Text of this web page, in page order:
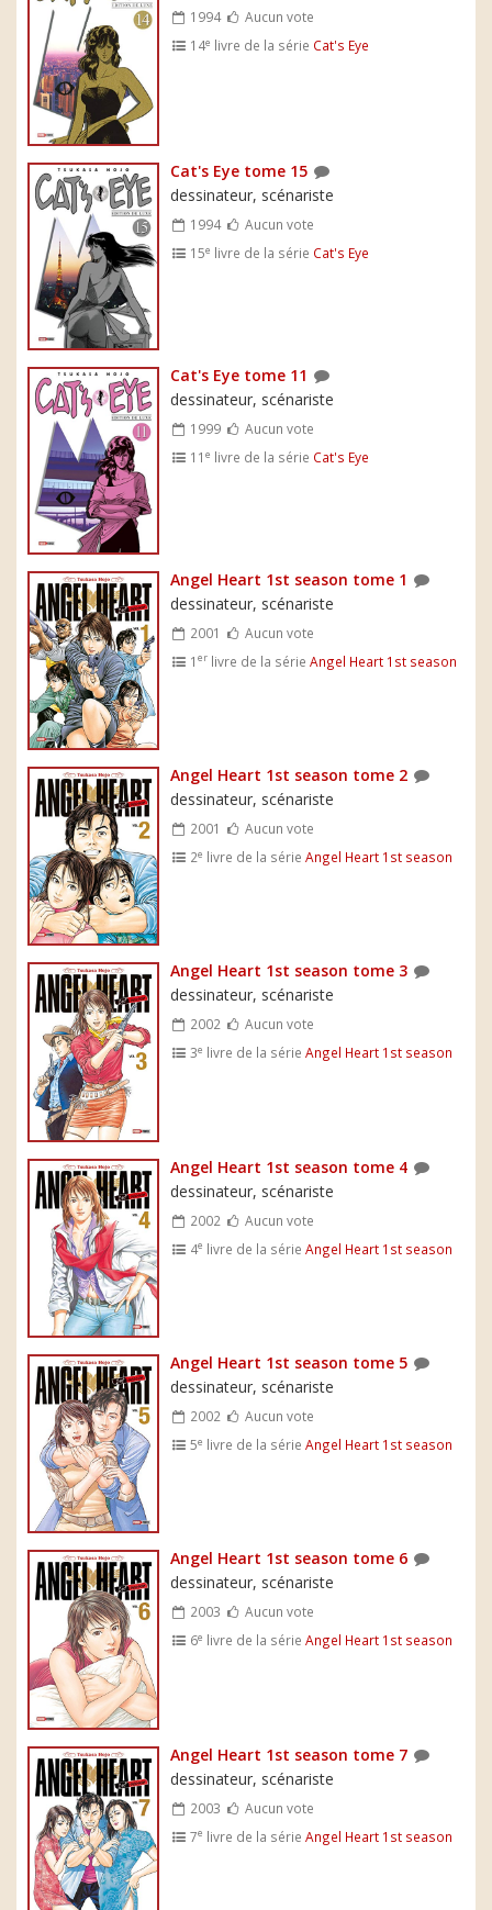
1994
Aucun vote
14e livre de la série Cat's Eye
Cat's Eye tome 15
dessinateur, scénariste
1994
Aucun vote
15e livre de la série Cat's Eye
Cat's Eye tome 11
dessinateur, scénariste
1999
Aucun vote
11e livre de la série Cat's Eye
Angel Heart 1st season tome 1
dessinateur, scénariste
2001
Aucun vote
1er livre de la sérieAngel Heart 1st season
Angel Heart 1st season tome 2
dessinateur, scénariste
2001
Aucun vote
2e livre de la sérieAngel Heart 1st season
Angel Heart 1st season tome 3
dessinateur, scénariste
2002
Aucun vote
3e livre de la sérieAngel Heart 1st season
Angel Heart 1st season tome 4
dessinateur, scénariste
2002
Aucun vote
4e livre de la sérieAngel Heart 1st season
Angel Heart 1st season tome 5
dessinateur, scénariste
2002
Aucun vote
5e livre de la sérieAngel Heart 1st season
Angel Heart 1st season tome 6
dessinateur, scénariste
2003
Aucun vote
6e livre de la sérieAngel Heart 1st season
Angel Heart 1st season tome 7
dessinateur, scénariste
2003
Aucun vote
7e livre de la sérieAngel Heart 1st season